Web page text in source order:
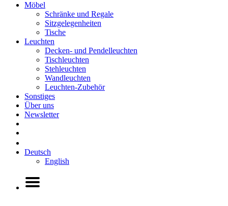
Möbel
Schränke und Regale
Sitzgelegenheiten
Tische
Leuchten
Decken- und Pendelleuchten
Tischleuchten
Stehleuchten
Wandleuchten
Leuchten-Zubehör
Sonstiges
Über uns
Newsletter
Deutsch
English